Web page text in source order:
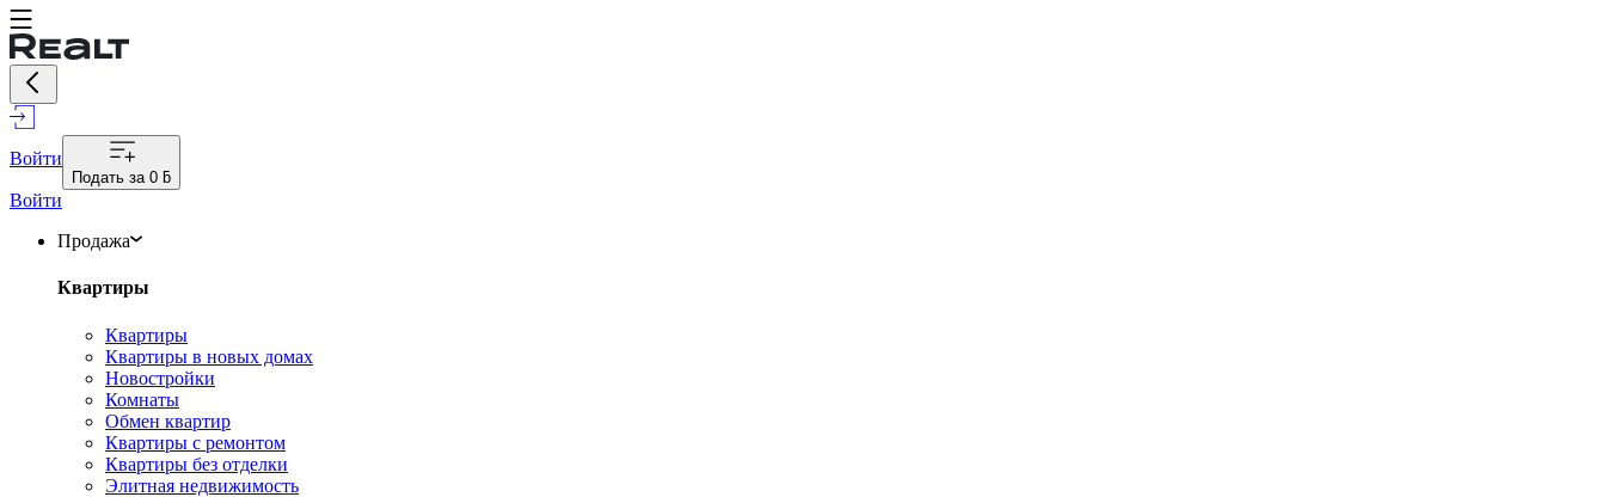
Войти
Подать за 0 ƃ
Войти
Продажа
Квартиры
Квартиры
Квартиры в новых домах
Новостройки
Комнаты
Обмен квартир
Квартиры с ремонтом
Квартиры без отделки
Элитная недвижимость